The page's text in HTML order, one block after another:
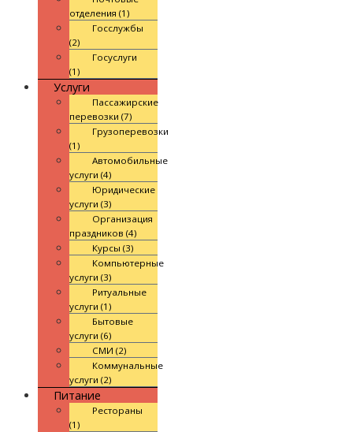
отделения (1)
Госслужбы
(2)
Госуслуги
(1)
Услуги
Пассажирские
перевозки (7)
Грузоперевозки
(1)
Автомобильные
услуги (4)
Юридические
услуги (3)
Организация
праздников (4)
Курсы (3)
Компьютерные
услуги (3)
Ритуальные
услуги (1)
Бытовые
услуги (6)
СМИ (2)
Коммунальные
услуги (2)
Питание
Рестораны
(1)